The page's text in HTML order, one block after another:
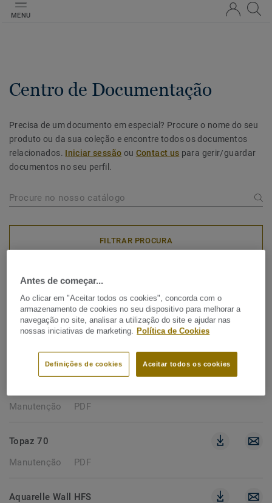
MENU
Centro de Documentação
Precisa de um documento em especial? Procure o nome do seu
produto ou da sua coleção e encontre todos os documentos
relacionados. Iniciar sessão ou Contact us para gerir/guardar
documentos no seu perfil.
FILTRAR PROCURA
206 documentos
MANUTENÇÃO
Manutenção
PDF
Topaz 70
Manutenção
PDF
Aquarelle Wall HFS
Antes de começar...
Ao clicar em "Aceitar todos os cookies", concorda com o
armazenamento de cookies no seu dispositivo para melhorar a
navegação no site, analisar a utilização do site e ajudar nas
nossas iniciativas de marketing.
Política de Cookies
Aceitar todos os cookies
Definições de cookies